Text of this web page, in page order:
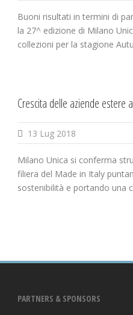
Buoni risultati in termini di
la 27^ edizione di Milano
collezioni per la stagione
Crescita delle aziende estere
13 Lug 2018
Milano Unica si conferma
filiera del Made in Italy
sostenibilità e portando una
PARTNERS & SPONSORS